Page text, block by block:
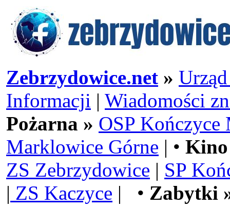
Zebrzydowice.net »
Informacji | Wiadomości
Pożarna » OSP Kończyce
Marklowice Górne | •
ZS Zebrzydowice | SP
| ZS Kaczyce | • Zabytki